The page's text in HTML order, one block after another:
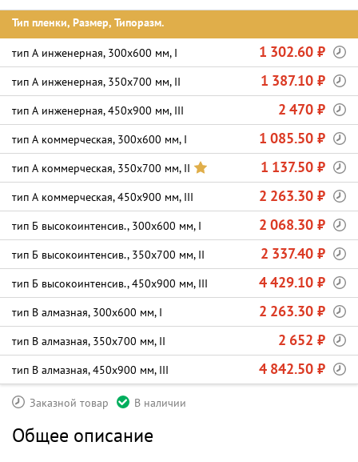
Тип пленки, Размер, Типоразм.
тип А инженерная, 300х600 мм, I 1 302.60 ₽
тип А инженерная, 350х700 мм, II 1 387.10 ₽
тип А инженерная, 450х900 мм, III 2 470 ₽
тип А коммерческая, 300х600 мм, I 1 085.50 ₽
тип А коммерческая, 350х700 мм, II 1 137.50 ₽
тип А коммерческая, 450х900 мм, III 2 263.30 ₽
тип Б высокоинтенсив., 300х600 мм, I 2 068.30 ₽
тип Б высокоинтенсив., 350х700 мм, II 2 337.40 ₽
тип Б высокоинтенсив., 450х900 мм, III 4 429.10 ₽
тип В алмазная, 300х600 мм, I 2 263.30 ₽
тип В алмазная, 350х700 мм, II 2 652 ₽
тип В алмазная, 450х900 мм, III 4 842.50 ₽
Заказной товар В наличии
Общее описание